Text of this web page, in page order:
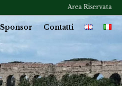
Area Riservata
Sponsor Contatti